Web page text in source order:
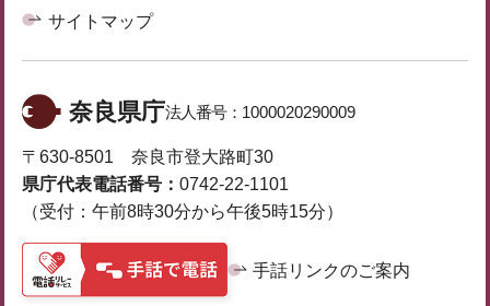
サイトマップ
奈良県庁法人番号： 1000020290009
〒630-8501 奈良市登大路町30
県庁代表電話番号： 0742-22-1101
（受付：午前8時30分から午後5時15分）
手話リンクのご案内